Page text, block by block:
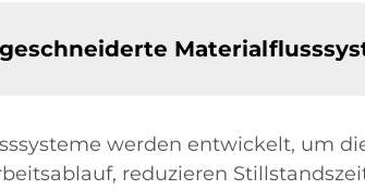
werden entwickelt, um
reduzieren